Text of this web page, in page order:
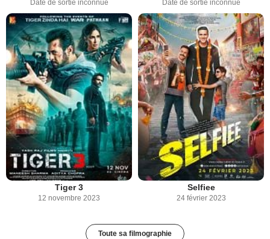
Date de sortie inconnue Date de sortie inconnue
Tiger 3
12 novembre 2023
Selfiee
24 février 2023
Toute sa filmographie